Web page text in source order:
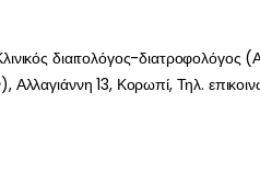
διαιτολόγος-διατροφολόγος
Αλλαγιάννη 13, Κορωπί, Τηλ.